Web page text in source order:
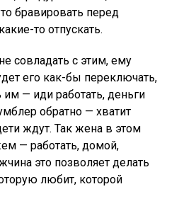
бравировать перед
то отпускать.
совладать с этим, ему
его как-бы переключать,
им — иди работать, деньги
обратно — хватит
ждут. Так жена в этом
— работать, домой,
это позволяет делать
любит, которой